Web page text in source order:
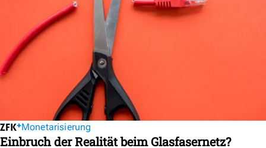
Monetarisierung
Einbruch der Realität beim Glasfasernetz?